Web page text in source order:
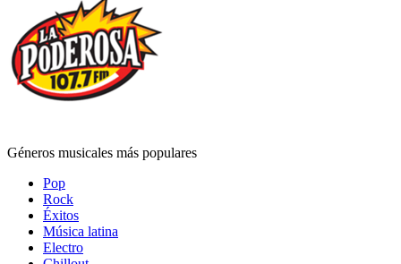
Géneros musicales más populares
Pop
Rock
Éxitos
Música latina
Electro